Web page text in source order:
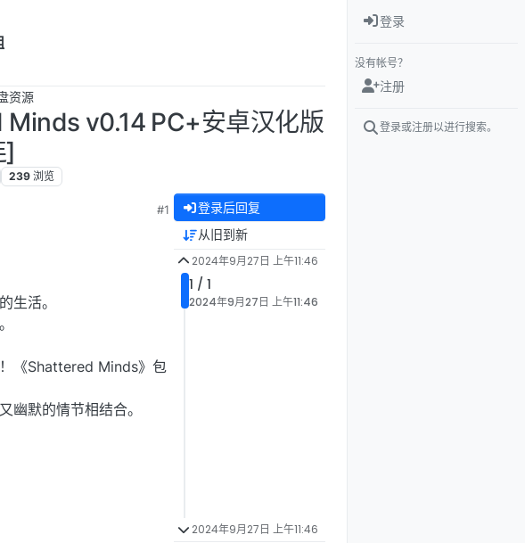
资源
v0.14 PC+安卓汉化版
]
239 浏览
#1
生活。
《Shattered Minds》包
幽默的情节相结合。
登录后回复
从旧到新
2024年9月27日 上午11:46
1 / 1
2024年9月27日 上午11:46
2024年9月27日 上午11:46
登录
没有帐号？
注册
登录或注册以进行搜索。